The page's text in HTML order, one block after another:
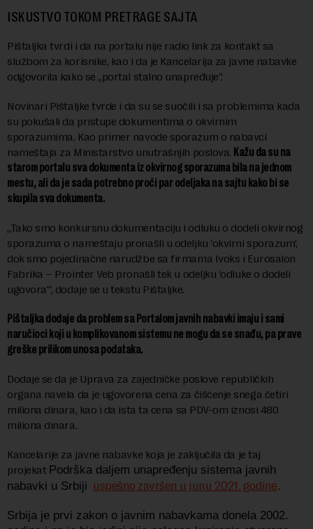
ISKUSTVO TOKOM PRETRAGE SAJTA
Pištaljka tvrdi i da na portalu nije radio link za kontakt sa
službom za korisnike, kao i da je Kancelarija za javne nabavke
odgovorila kako se „portal stalno unapređuje“.
Novinari Pištaljke tvrde i da su se suočili i sa problemima kada
su pokušali da pristupe dokumentima o okvirnim
sporazumima. Kao primer navode sporazum o nabavci
nameštaja za Ministarstvo unutrašnjih poslova. Kažu da su na
starom portalu sva dokumenta iz okvirnog sporazuma bila na jednom
mestu, ali da je sada potrebno proći par odeljaka na sajtu kako bi se
skupila sva dokumenta.
„Tako smo konkursnu dokumentaciju i odluku o dodeli okvirnog
sporazuma o nameštaju pronašli u odeljku ‘okvirni sporazum’,
dok smo pojedinačne narudžbe sa firmama Ivoks i Eurosalon
Fabrika – Prointer Veb pronašli tek u odeljku ‘odluke o dodeli
ugovora'“, dodaje se u tekstu Pištaljke.
Pištaljka dodaje da problem sa Portalom javnih nabavki imaju i sami
naručioci koji u komplikovanom sistemu ne mogu da se snađu, pa prave
greške prilikom unosa podataka.
Dodaje se da je Uprava za zajedničke poslove republičkih
organa navela da je ugovorena cena za čišćenje snega četiri
miliona dinara, kao i da ista ta cena sa PDV-om iznosi 480
miliona dinara.
Kancelarije za javne nabavke koja je zaključila da je taj
projekat Podrška daljem unapređenju sistema javnih
nabavki u Srbiji uspešno završen u junu 2021. godine.
Srbija je prvi zakon o javnim nabavkama donela 2002.